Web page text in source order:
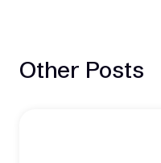
Other Posts